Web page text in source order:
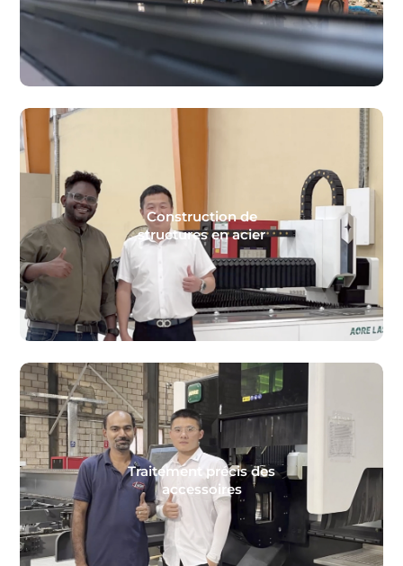
Construction de
structures en acier
Traitement précis des
accessoires